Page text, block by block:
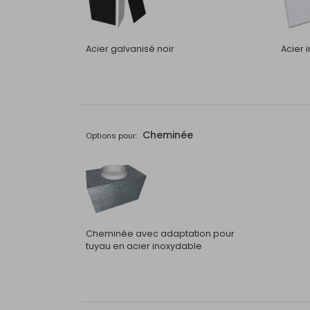
Acier galvanisé noir Acier
Options pour: Cheminée
Cheminée avec adaptation pour
tuyau en acier inoxydable